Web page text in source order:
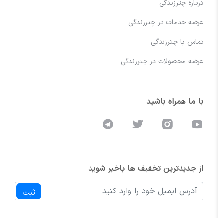
گردآوری کرده‌ایم. شما می توانید بهترین ها را در
شهر محل سکونت خود جستجو، بررسی و رزرو
نمایید.
از سفره‌های سنتی با وسایل اصیل و پارچه‌های
خلاقانه و مینیمال. همچنین سبک‌های شیک و
شفافیت در قیمت سفره عقد
درباره چترزندگی
عرضه خدمات در چترزندگی
تماس با چترزندگی
عرضه محصولات در چترزندگی
با ما همراه باشید
از جدیدترین تخفیف ها باخبر شوید
ثبت